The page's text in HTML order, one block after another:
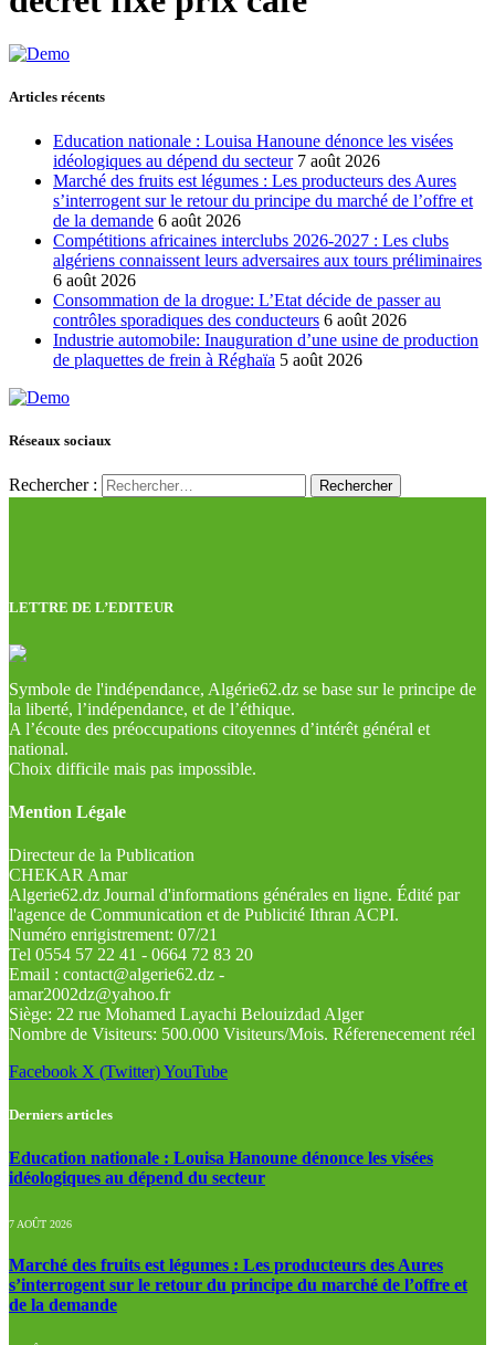
Articles récents
Education nationale : Louisa Hanoune dénonce les visées
idéologiques au dépend du secteur 7 août 2026
Marché des fruits est légumes : Les producteurs des Aures
s’interrogent sur le retour du principe du marché de l’offre et
de la demande 6 août 2026
Compétitions africaines interclubs 2026-2027 : Les clubs
algériens connaissent leurs adversaires aux tours préliminaires
6 août 2026
Consommation de la drogue: L’Etat décide de passer au
contrôles sporadiques des conducteurs 6 août 2026
Industrie automobile: Inauguration d’une usine de production
de plaquettes de frein à Réghaïa 5 août 2026
Réseaux sociaux
Rechercher :
LETTRE DE L’EDITEUR
Symbole de l'indépendance, Algérie62.dz se base sur le principe de
la liberté, l’indépendance, et de l’éthique.
A l’écoute des préoccupations citoyennes d’intérêt général et
national.
Choix difficile mais pas impossible.
Mention Légale
Directeur de la Publication
CHEKAR Amar
Algerie62.dz Journal d'informations générales en ligne. Édité par
l'agence de Communication et de Publicité Ithran ACPI.
Numéro enrigistrement: 07/21
Tel 0554 57 22 41 - 0664 72 83 20
Email : contact@algerie62.dz -
amar2002dz@yahoo.fr
Siège: 22 rue Mohamed Layachi Belouizdad Alger
Nombre de Visiteurs: 500.000 Visiteurs/Mois. Réferenecement réel
Facebook X (Twitter)YouTube
Derniers articles
Education nationale : Louisa Hanoune dénonce les visées
idéologiques au dépend du secteur
7 AOÛT 2026
Marché des fruits est légumes : Les producteurs des Aures
s’interrogent sur le retour du principe du marché de l’offre et
de la demande